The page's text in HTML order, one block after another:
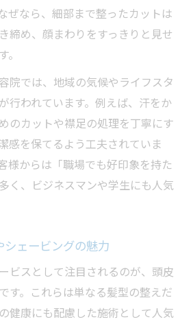
ぜなら、細部まで整ったカットは
締め、顔まわりをすっきりと見せ
院では、地域の気候やライフスタ
行われています。例えば、汗をか
のカットや襟足の処理を丁寧にす
感を保てるよう工夫されていま
様からは「職場でも好印象を持た
く、ビジネスマンや学生にも人気
ェービングの魅力
ビスとして注目されるのが、頭皮
す。これらは単なる髪型の整えだ
健康にも配慮した施術として人気